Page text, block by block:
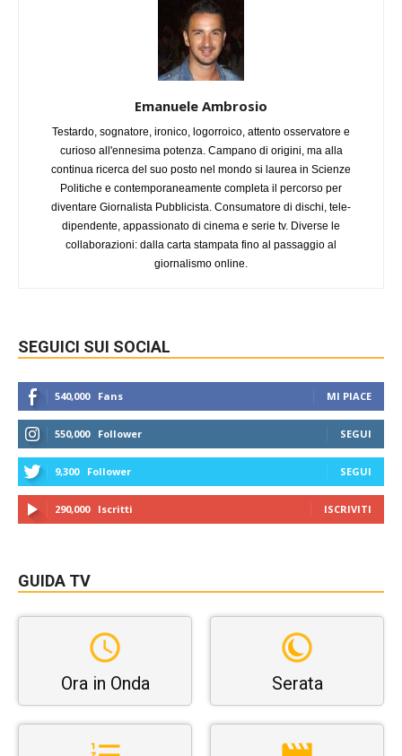
Emanuele Ambrosio
Testardo, sognatore, ironico, logorroico, attento osservatore e
curioso all'ennesima potenza. Campano di origini, ma alla
continua ricerca del suo posto nel mondo si laurea in Scienze
Politiche e contemporaneamente completa il percorso per
diventare Giornalista Pubblicista. Consumatore di dischi, tele-
dipendente, appassionato di cinema e serie tv. Diverse le
collaborazioni: dalla carta stampata fino al passaggio al
giornalismo online.
SEGUICI SUI SOCIAL
540,000 Fans MI PIACE
550,000 Follower SEGUI
9,300 Follower SEGUI
290,000 Iscritti ISCRIVITI
GUIDA TV
Ora in Onda Serata